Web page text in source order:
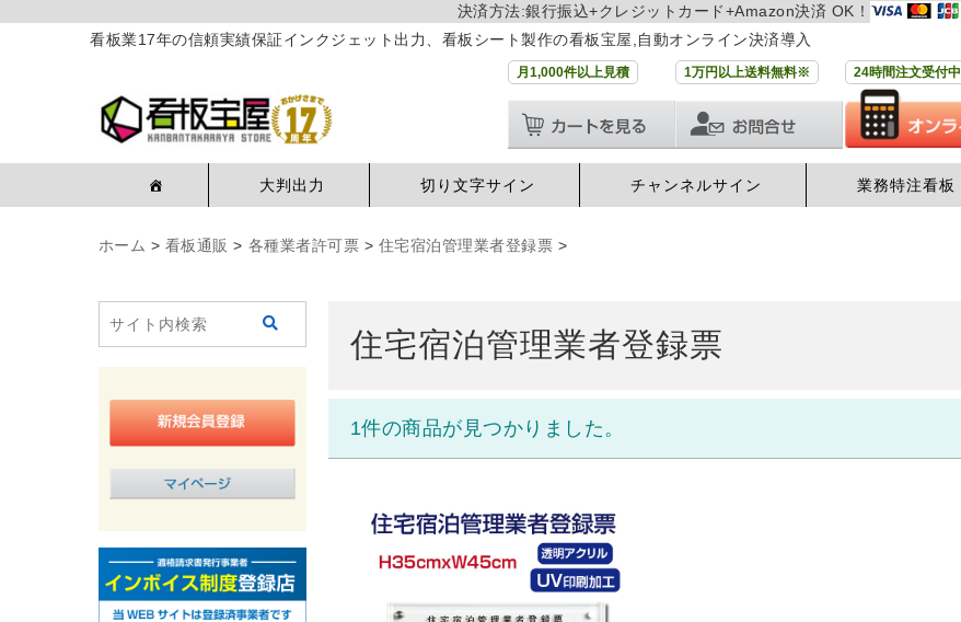
決済方法:銀行振込+クレジットカード+Amazon決済 OK！
看板業17年の信頼実績保証インクジェット出力、看板シート製作の看板宝屋,自動オンライン決済導入
月1,000件以上見積 1万円以上送料無料※ 24時間注文受付中
大判出力 切り文字サイン チャンネルサイン 業務特注看板
ホーム > 看板通販 > 各種業者許可票 > 住宅宿泊管理業者登録票 >
住宅宿泊管理業者登録票
1件の商品が見つかりました。